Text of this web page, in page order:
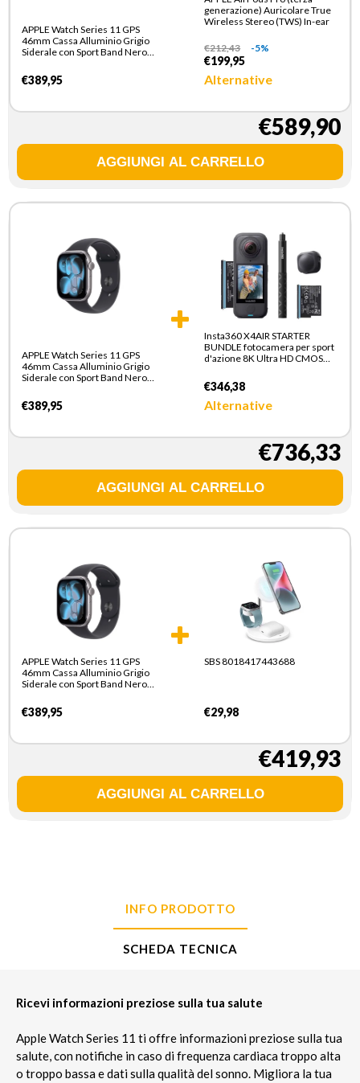
APPLE Watch Series 11 GPS
46mm Cassa Alluminio Grigio
Siderale con Sport Band Nero -
€389,95
generazione) Auricolare True
Wireless Stereo (TWS) In-ear
€212,43 -5%
€199,95
Alternative
€589,90
APPLE Watch Series 11 GPS
46mm Cassa Alluminio Grigio
Siderale con Sport Band Nero -
€389,95
Insta360 X4AIR STARTER
BUNDLE fotocamera per sport
d'azione 8K Ultra HD CMOS
€346,38
Alternative
€736,33
APPLE Watch Series 11 GPS
46mm Cassa Alluminio Grigio
Siderale con Sport Band Nero -
€389,95
SBS 8018417443688
€29,98
€419,93
INFO PRODOTTO
SCHEDA TECNICA
Ricevi informazioni preziose sulla tua salute
Apple Watch Series 11 ti offre informazioni preziose sulla tua
salute, con notifiche in caso di frequenza cardiaca troppo alta
o troppo bassa e dati sulla qualità del sonno. Migliora la tua